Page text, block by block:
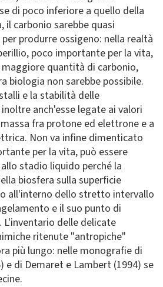
di poco inferiore a quello della
il carbonio sarebbe quasi
produrre ossigeno: nella realtà
poco importante per la vita,
maggiore quantità di carbonio,
biologia non sarebbe possibile.
e la stabilità delle
anch'esse legate ai valori
fra protone ed elettrone e a
Non va infine dimenticato
per la vita, può essere
stadio liquido perché la
biosfera sulla superficie
all'interno dello stretto intervallo
e il suo punto di
L'inventario delle delicate
ritenute "antropiche"
più lungo: nelle monografie di
e di Demaret e Lambert (1994) se